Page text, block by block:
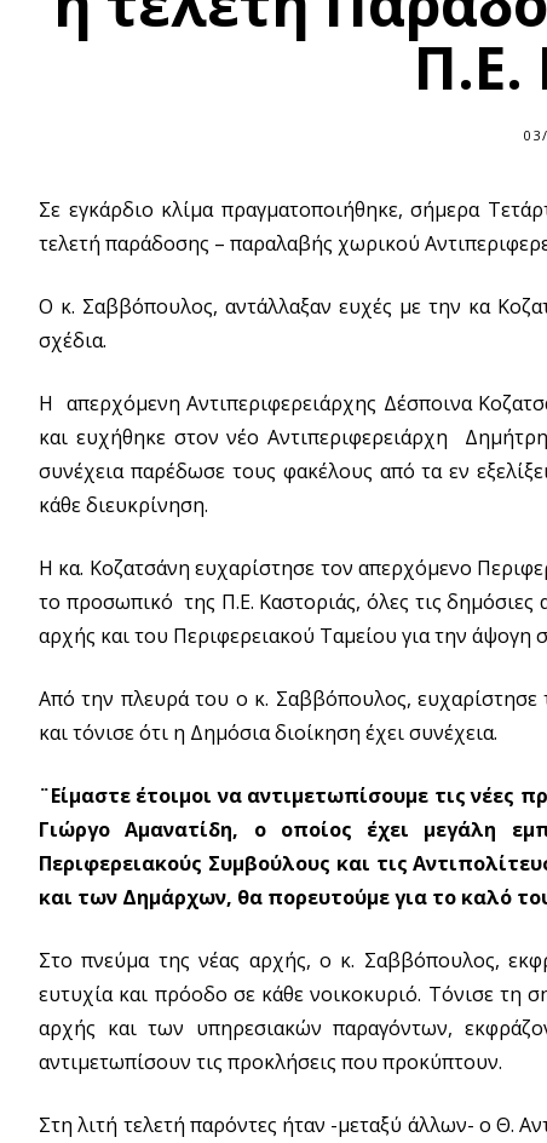
Π.Ε.
Σε εγκάρδιο κλίμα πραγματοποιήθηκε, σήμερα
τελετή παράδοσης – παραλαβής χωρικού
Ο κ. Σαββόπουλος, αντάλλαξαν ευχές με την κα
σχέδια.
Η απερχόμενη Αντιπεριφερειάρχης Δέσποινα
και ευχήθηκε στον νέο Αντιπεριφερειάρχη
συνέχεια παρέδωσε τους φακέλους από τα εν
κάθε διευκρίνηση.
Η κα. Κοζατσάνη ευχαρίστησε τον απερχόμενο
το προσωπικό της Π.Ε. Καστοριάς, όλες τις δημόσιες
αρχής και του Περιφερειακού Ταμείου για την άψογη
Από την πλευρά του ο κ. Σαββόπουλος,
και τόνισε ότι η Δημόσια διοίκηση έχει συνέχεια.
¨Είμαστε έτοιμοι να αντιμετωπίσουμε τις νέες
Γιώργο Αμανατίδη, ο οποίος έχει μεγάλη
Περιφερειακούς Συμβούλους και τις
και των Δημάρχων, θα πορευτούμε για το καλό
Στο πνεύμα της νέας αρχής, ο κ. Σαββόπουλος,
ευτυχία και πρόοδο σε κάθε νοικοκυριό. Τόνισε τη
αρχής και των υπηρεσιακών παραγόντων,
αντιμετωπίσουν τις προκλήσεις που προκύπτουν.
Στη λιτή τελετή παρόντες ήταν -μεταξύ άλλων- ο Θ.